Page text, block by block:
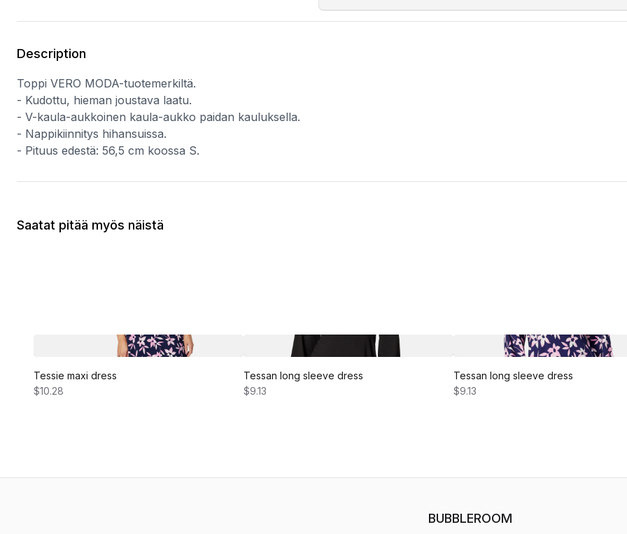
Description
Toppi VERO MODA-tuotemerkiltä.
- Kudottu, hieman joustava laatu.
- V-kaula-aukkoinen kaula-aukko paidan kauluksella.
- Nappikiinnitys hihansuissa.
- Pituus edestä: 56,5 cm koossa S.
Saatat pitää myös näistä
Tessie maxi dress
$10.28
Tessan long sleeve dress
$9.13
Tessan long sleeve dress
$9.13
BUBBLEROOM